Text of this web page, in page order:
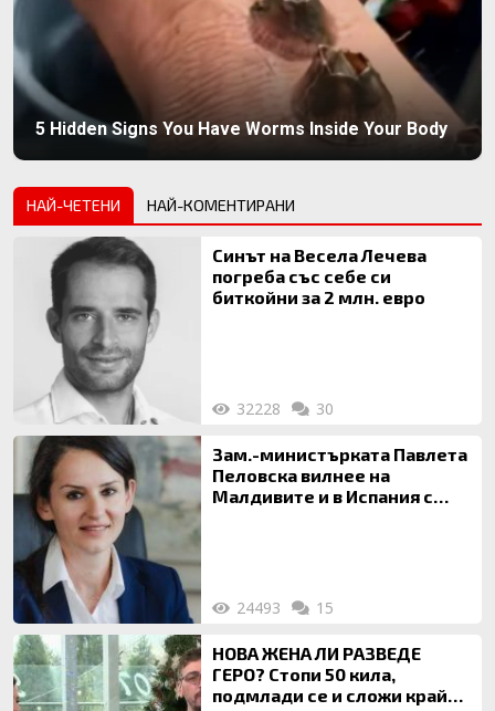
5 Hidden Signs You Have Worms Inside Your Body
НАЙ-ЧЕТЕНИ НАЙ-КОМЕНТИРАНИ
Синът на Весела Лечева
погреба със себе си
биткойни за 2 млн. евро
32228 30
Зам.-министърката Павлета
Пеловска вилнее на
Малдивите и в Испания с
24493 15
НОВА ЖЕНА ЛИ РАЗВЕДЕ
ГЕРО? Стопи 50 кила,
подмлади се и сложи край